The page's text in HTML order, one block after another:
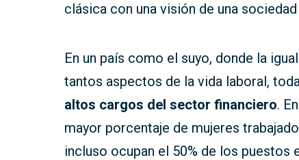
clásica con una visión de una
En un país como el suyo, donde la
tantos aspectos de la vida laboral,
altos cargos del sector financiero.
mayor porcentaje de mujeres
incluso ocupan el 50% de los puestos